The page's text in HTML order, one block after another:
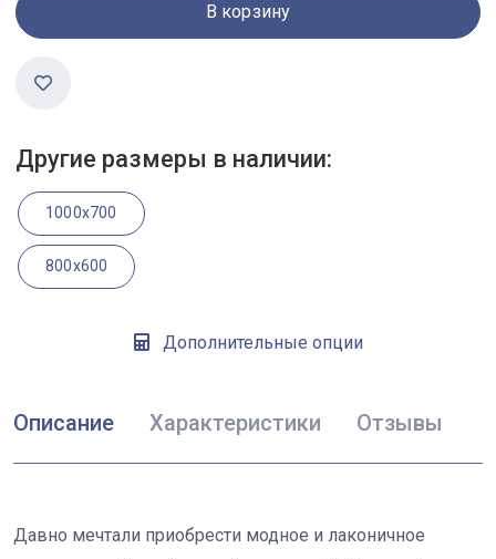
В корзину
Другие размеры в наличии:
1000x700
800x600
Дополнительные опции
Описание Характеристики Отзывы
Давно мечтали приобрести модное и лаконичное